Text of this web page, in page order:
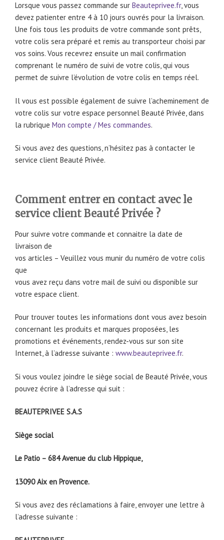
Lorsque vous passez commande sur Beauteprivee.fr, vous
devez patienter entre 4 à 10 jours ouvrés pour la livraison.
Une fois tous les produits de votre commande sont prêts,
votre colis sera préparé et remis au transporteur choisi par
vos soins. Vous recevrez ensuite un mail confirmation
comprenant le numéro de suivi de votre colis, qui vous
permet de suivre l’évolution de votre colis en temps réel.
Il vous est possible également de suivre l’acheminement de
votre colis sur votre espace personnel Beauté Privée, dans
la rubrique Mon compte / Mes commandes.
Si vous avez des questions, n’hésitez pas à contacter le
service client Beauté Privée.
Comment entrer en contact avec le
service client Beauté Privée ?
Pour suivre votre commande et connaitre la date de
livraison de
vos articles – Veuillez vous munir du numéro de votre colis
que
vous avez reçu dans votre mail de suivi ou disponible sur
votre espace client.
Pour trouver toutes les informations dont vous avez besoin
concernant les produits et marques proposées, les
promotions et événements, rendez-vous sur son site
Internet, à l’adresse suivante : www.beauteprivee.fr.
Si vous voulez joindre le siège social de Beauté Privée, vous
pouvez écrire à l’adresse qui suit :
BEAUTEPRIVEE S.A.S
Siège social
Le Patio – 684 Avenue du club Hippique,
13090 Aix en Provence.
Si vous avez des réclamations à faire, envoyer une lettre à
l’adresse suivante :